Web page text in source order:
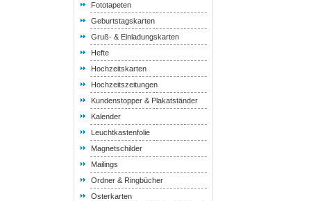
Fototapeten
Geburtstagskarten
Gruß- & Einladungskarten
Hefte
Hochzeitskarten
Hochzeitszeitungen
Kundenstopper & Plakatständer
Kalender
Leuchtkastenfolie
Magnetschilder
Mailings
Ordner & Ringbücher
Osterkarten